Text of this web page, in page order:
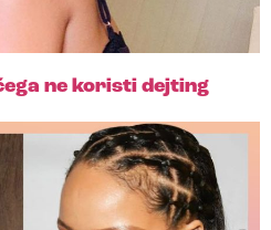
ne koristi dejting